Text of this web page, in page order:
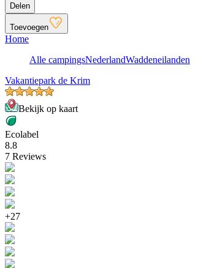
Delen
Toevoegen
Home
Alle campingsNederlandWaddeneilanden
Vakantiepark de Krim
Bekijk op kaart
Ecolabel
8.8
7 Reviews
+27